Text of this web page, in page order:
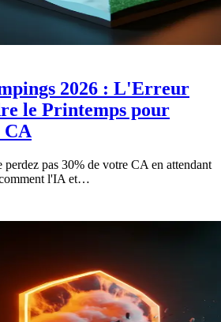
2026 : L'Erreur
le Printemps pour
CA
pas 30% de votre CA en attendant
l'IA et…